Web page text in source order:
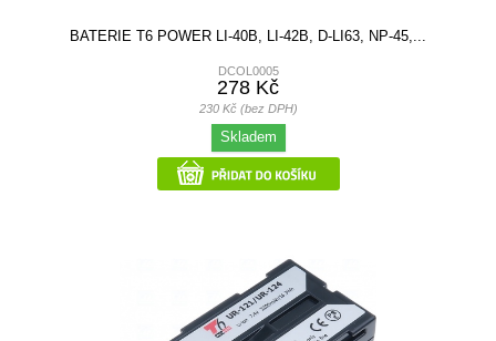
BATERIE T6 POWER LI-40B, LI-42B, D-LI63, NP-45,...
DCOL0005
278 Kč
230 Kč (bez DPH)
Skladem